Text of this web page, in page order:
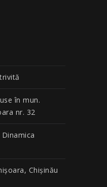
în mun.
nr. 32
Chișinău